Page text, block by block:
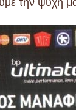
την ψυχή